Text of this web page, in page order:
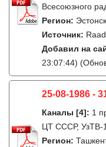
Всесоюзного
Регион:
Источник:
Добавил на
23:07:44)
25-08-1986 -
Каналы [4]: 1
ЦТ СССР, УзТВ-
Регион: